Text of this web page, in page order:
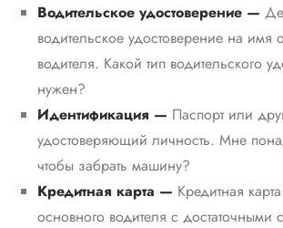
Водительское удостоверение —
водительское удостоверение на имя
водителя. Какой тип водительского
нужен?
Идентификация — Паспорт или
удостоверяющий личность. Мне
чтобы забрать машину?
Кредитная карта — Кредитная
основного водителя с достаточными